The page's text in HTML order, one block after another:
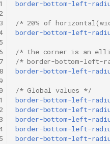
border-bottom-left-
/* 20% of
border-bottom-left-
/* the corner is an
/* border-bottom-left-
border-bottom-left-
/* Global values */
border-bottom-left-
border-bottom-left-
border-bottom-left-
border-bottom-left-
border-bottom-left-